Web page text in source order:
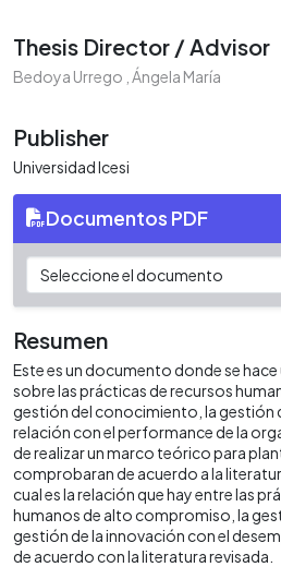
Thesis Director / Advisor
Bedoya Urrego , Ángela María
Publisher
Universidad Icesi
Documentos PDF
Resumen
Este es un documento donde se
sobre las prácticas de recursos
gestión del conocimiento, la gestión
relación con el performance de la
de realizar un marco teórico para
comprobaran de acuerdo a la
cual es la relación que hay entre las
humanos de alto compromiso, la
gestión de la innovación con el
de acuerdo con la literatura revisada.